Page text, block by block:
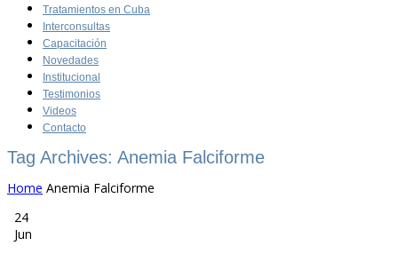
Tratamientos en Cuba
Interconsultas
Capacitación
Novedades
Institucional
Testimonios
Videos
Contacto
Tag Archives: Anemia Falciforme
Home Anemia Falciforme
24
Jun